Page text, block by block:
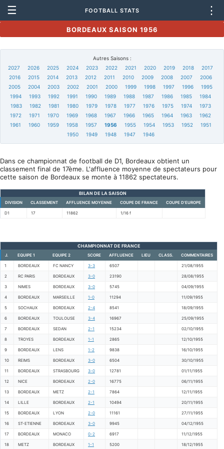
☰ FOOTBALL STATS ⋮
BORDEAUX SAISON 1956
Autres Saisons :
2027
2026 2025 2024 2023 2022 2021 2020 2019 2018
2017
2016
2015 2014 2013 2012 2011 2010 2009 2008 2007
2006
2005
2004 2003 2002 2001 2000 1999 1998 1997 1996
1995
1994
1993 1992 1991 1990 1989 1988 1987 1986 1985
1984
1983
1982 1981 1980 1979 1978 1977 1976 1975 1974
1973
1972
1971 1970 1969 1968 1967 1966 1965 1964 1963
1962
1961
1960 1959 1958 1957 1956 1955 1954 1953 1952
1951
1950
1949 1948 1947 1946
Dans ce championnat de football de D1, Bordeaux obtient un
classement final de 17ème. L'affluence moyenne de spectateurs pour
cette saison de Bordeaux se monte à 11862 spectateurs.
BILAN DE LA SAISON
DIVISION CLASSEMENT AFFLUENCE MOYENNE COUPE DE FRANCE COUPE D'EUROPE
D1 17 11862 1/16 f
CHAMPIONNAT DE FRANCE
J. EQUIPE 1 EQUIPE 2 SCORE AFFLUENCE LIEU CLASS. COMMENTAIRES
1 BORDEAUX FC NANCY 3-3 6507 21/08/1955
2 RC PARIS BORDEAUX 3-0 23190 28/08/1955
3 NIMES BORDEAUX 3-0 5745 04/09/1955
4 BORDEAUX MARSEILLE 1-0 11294 11/09/1955
5 SOCHAUX BORDEAUX 2-4 8541 18/09/1955
6 BORDEAUX TOULOUSE 3-4 16967 25/09/1955
7 BORDEAUX SEDAN 2-1 15234 02/10/1955
8 TROYES BORDEAUX 1-1 2865 12/10/1955
9 BORDEAUX LENS 1-2 9838 16/10/1955
10 REIMS BORDEAUX 3-0 6504 30/10/1955
11 BORDEAUX STRASBOURG 3-0 12781 01/11/1955
12 NICE BORDEAUX 2-0 16775 06/11/1955
13 BORDEAUX METZ 2-1 7864 12/11/1955
14 LILLE BORDEAUX 2-1 10494 20/11/1955
15 BORDEAUX LYON 2-0 11161 27/11/1955
16 ST-ETIENNE BORDEAUX 3-0 9945 04/12/1955
17 BORDEAUX MONACO 0-2 6917 11/12/1955
18 METZ BORDEAUX 1-1 5200 18/12/1955